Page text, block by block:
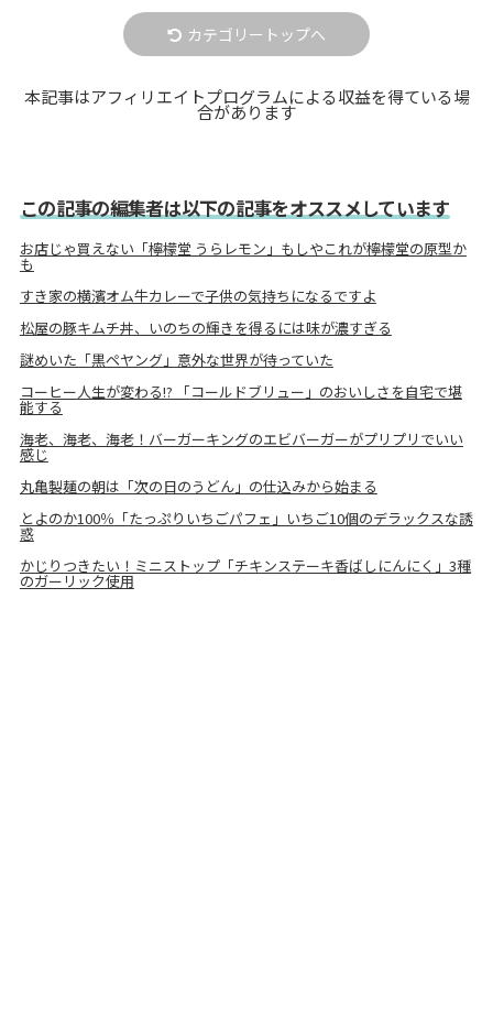
カテゴリートップへ
本記事はアフィリエイトプログラムによる収益を得ている場
合があります
この記事の編集者は以下の記事をオススメしています
お店じゃ買えない「檸檬堂 うらレモン」もしやこれが檸檬堂の原型か
も
すき家の横濱オム牛カレーで子供の気持ちになるですよ
松屋の豚キムチ丼、いのちの輝きを得るには味が濃すぎる
謎めいた「黒ペヤング」意外な世界が待っていた
コーヒー人生が変わる!? 「コールドブリュー」のおいしさを自宅で堪
能する
海老、海老、海老！バーガーキングのエビバーガーがプリプリでいい
感じ
丸亀製麺の朝は「次の日のうどん」の仕込みから始まる
とよのか100％「たっぷりいちごパフェ」いちご10個のデラックスな誘
惑
かじりつきたい！ミニストップ「チキンステーキ香ばしにんにく」3種
のガーリック使用